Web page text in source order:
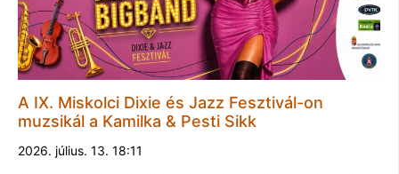
A IX. Miskolci Dixie és Jazz Fesztivál-on
muzsikál a Kamilka & Pesti Sikk
2026. július. 13. 18:11